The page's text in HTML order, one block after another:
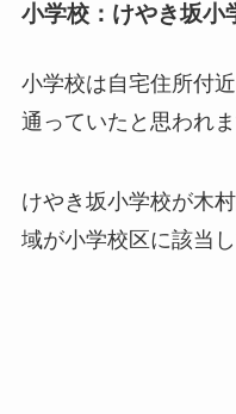
小学校：けやき坂小
小学校は自宅住所付
通っていたと思われま
けやき坂小学校が木
域が小学校区に該当し